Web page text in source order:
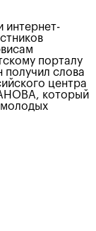
интернет-
порталу
слова
центра
который